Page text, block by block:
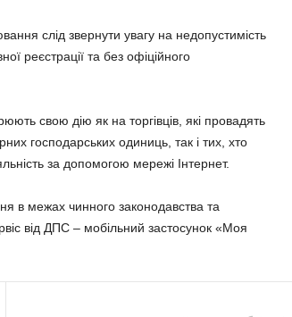
слід звернути увагу на недопустимість
реєстрації та без офіційного
свою дію як на торгівців, які провадять
господарських одиниць, так і тих, хто
за допомогою мережі Інтернет.
в межах чинного законодавства та
від ДПС – мобільний застосунок «Моя